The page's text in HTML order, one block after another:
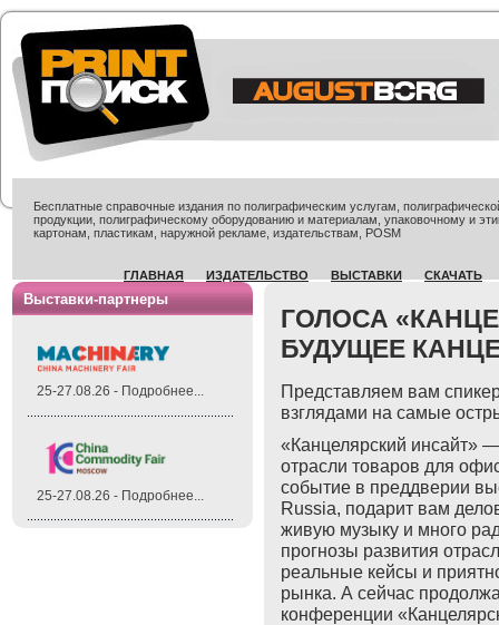
Бесплатные справочные издания по полиграфическим услугам,
продукции, полиграфическому оборудованию и материалам, упаковочному и
картонам, пластикам, наружной рекламе, издательствам, POSM
ГЛАВНАЯ ИЗДАТЕЛЬСТВО ВЫСТАВКИ СКАЧАТЬ
Выставки-партнеры
25-27.08.26 - Подробнее...
25-27.08.26 - Подробнее...
ГОЛОСА
БУДУЩЕЕ
Представляем вам
взглядами на самые
«Канцелярский инсайт»
отрасли товаров для
событие в преддверии
Russia, подарит вам
живую музыку и много
прогнозы развития
реальные кейсы и
рынка. А сейчас
конференции